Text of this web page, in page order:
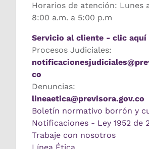
Horarios de atención: Lunes
8:00 a.m. a 5:00 p.m
Servicio al cliente - clic aquí
Procesos Judiciales:
co
Denuncias:
lineaetica@previsora.gov.co
Boletín normativo borrón y
Notificaciones - Ley 1952 de
Trabaje con nosotros